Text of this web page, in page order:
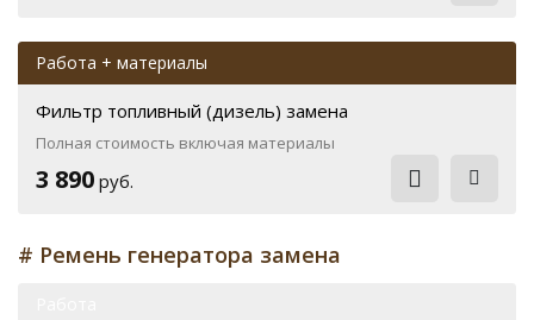
Работа + материалы
Фильтр топливный (дизель) замена
Полная стоимость включая материалы
3 890 руб.
# Ремень генератора замена